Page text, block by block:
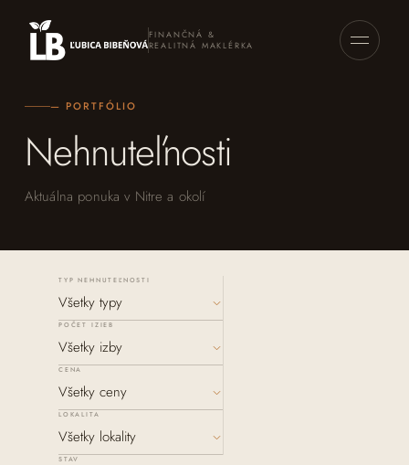
FINANČNÁ &
REALITNÁ MAKLÉRKA
— PORTFÓLIO
Nehnuteľnosti
Aktuálna ponuka v Nitre a okolí
TYP NEHNUTEĽNOSTI
POČET IZIEB
CENA
LOKALITA
STAV